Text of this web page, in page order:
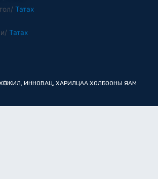
Татах
Татах
ИННОВАЦ, ХАРИЛЦАА ХОЛБООНЫ ЯАМ